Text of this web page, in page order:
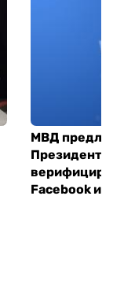
МВД
Facebook и